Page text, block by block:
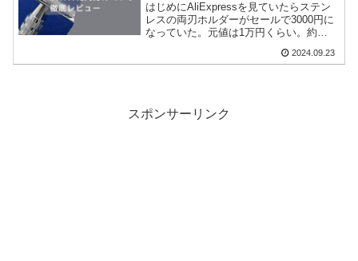
はじめにAliExpressを見ていたらステン
レスの両刃ホルダーがセールで3000円に
なっていた。元値は1万円くらい。約
ようなものなので、元値はあまり参考に
2024.09.23
スポンサーリンク